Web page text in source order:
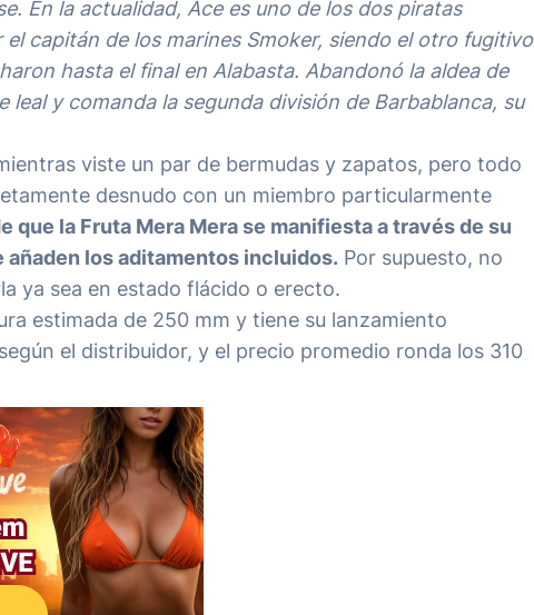
En la actualidad, Ace es uno de los dos piratas
capitán de los marines Smoker, siendo el otro fugitivo
hasta el final en Alabasta. Abandonó la aldea de
y comanda la segunda división de Barbablanca, su
viste un par de bermudas y zapatos, pero todo
desnudo con un miembro particularmente
que la Fruta Mera Mera se manifiesta a través de su
añaden los aditamentos incluidos. Por supuesto, no
ya sea en estado flácido o erecto.
estimada de 250 mm y tiene su lanzamiento
el distribuidor, y el precio promedio ronda los 310